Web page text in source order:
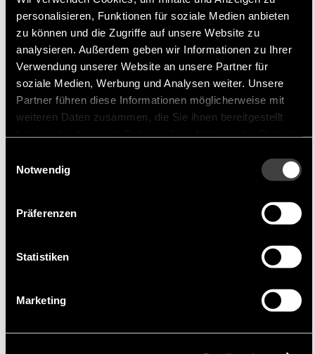
personalisieren, Funktionen für soziale Medien anbieten
zu können und die Zugriffe auf unsere Website zu
analysieren. Außerdem geben wir Informationen zu Ihrer
Verwendung unserer Website an unsere Partner für
soziale Medien, Werbung und Analysen weiter. Unsere
Partner führen diese Informationen möglicherweise mit
weiteren Daten zusammen, die Sie ihnen bereitgestellt
Notwendig
Präferenzen
Statistiken
Marketing
Chequers
Chequers Electronic Ltd. (China)
Chequers Electronic Ltd. (China) Ltd entwickelt
und produziert keramische und quarzbasierte
frequenzbestimmende Bauelemente für
Anwendungen im Bereich von Fernbedienungen,
Satellitenempfängern, Wasserzählern, aber auch
im automotiven Umfeld.
Produktportfolio
kHz/MHz Quarze, XO/VCXO. MCF, SAW
Filter/Resonatoren & dielektrische Filter,
Industrie